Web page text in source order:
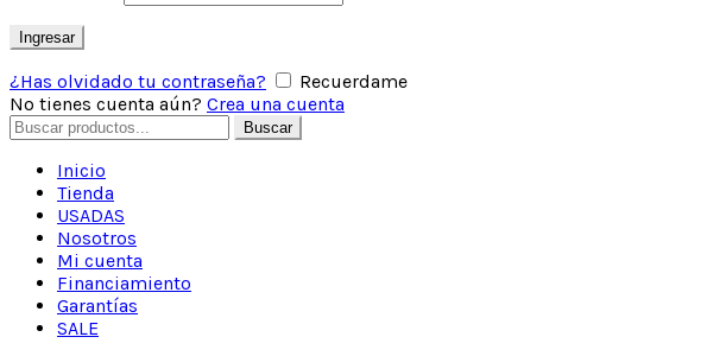
Ingresar
¿Has olvidado tu contraseña?
Recuerdame
No tienes cuenta aún? Crea una cuenta
Buscar
Inicio
Tienda
USADAS
Nosotros
Mi cuenta
Financiamiento
Garantías
SALE